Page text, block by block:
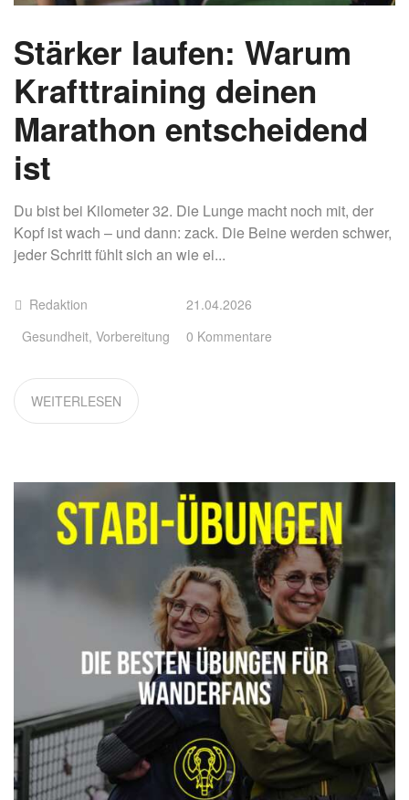
Stärker laufen: Warum
Krafttraining deinen
Marathon entscheidend
ist
Du bist bei Kilometer 32. Die Lunge macht noch mit, der
Kopf ist wach – und dann: zack. Die Beine werden schwer,
jeder Schritt fühlt sich an wie ei...
Redaktion
Gesundheit, Vorbereitung
21.04.2026
0 Kommentare
WEITERLESEN